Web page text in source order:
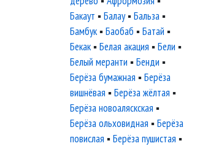
Бакаут ▪Балау▪Бальза ▪
Бамбук ▪Баобаб ▪Батай ▪
Бекак ▪Белая акация ▪Бели ▪
Белый меранти ▪Бенди ▪
Берёза бумажная ▪Берёза
вишнёвая ▪Берёза жёлтая ▪
Берёза новоаляскская ▪
Берёза ольховидная ▪Берёза
повислая ▪Берёза пушистая ▪